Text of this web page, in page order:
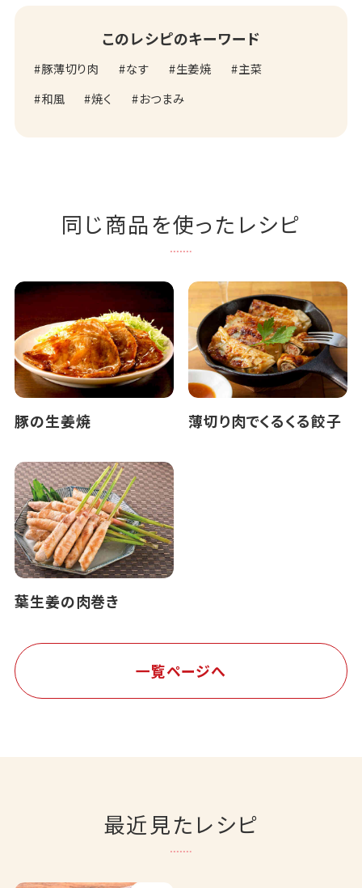
このレシピのキーワード
豚薄切り肉 なす 生姜焼
主菜
和風
焼く おつまみ
同じ商品を使ったレシピ
豚の生姜焼 薄切り肉でくるくる餃子
葉生姜の肉巻き
一覧ページへ
最近見たレシピ